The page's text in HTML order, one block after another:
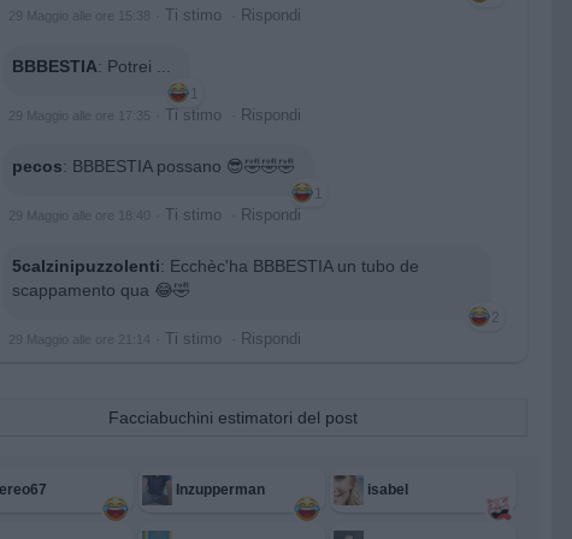
29 Maggio alle ore 15:38 Ti stimo Rispondi
BBBESTIA: Potrei ...
1
29 Maggio alle ore 17:35 Ti stimo Rispondi
pecos: BBBESTIA possano 😎🤣🤣🤣
1
29 Maggio alle ore 18:40 Ti stimo Rispondi
5calzinipuzzolenti: Ecchèc'ha BBBESTIA un tubo de
scappamento qua 😂🤣
2
29 Maggio alle ore 21:14 Ti stimo Rispondi
Facciabuchini estimatori del post
Inzupperman isabel